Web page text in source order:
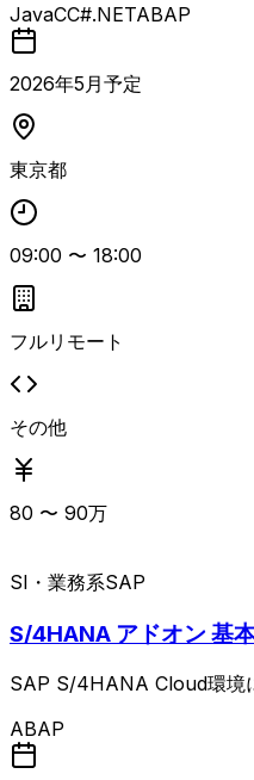
し、レビュー結果を現場へ
いかける上流寄りのレビュー案件。 対象言語
発経験7～10年以上とレビ
況によりオフショア先との
が、対応言語は原則日本語
JavaCC#.NETABAP
2026年5 月予定
東京都
09:00 〜 18:00
フルリモート
その他
80 〜 90万
SI・業務系SAP
S/4HANA アドオン 基
SAP S/4HANA Cloud環境
設計・詳細設計からコーデ
対応いただきます。 開発の
ABAP